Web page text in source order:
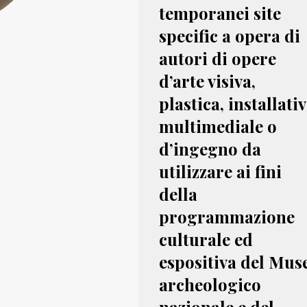
temporanei site
specific a opera di
autori di opere
d’arte visiva,
plastica,
multimediale o
d’ingegno da
utilizzare ai fini
della
programmazione
culturale ed
espositiva del
archeologico